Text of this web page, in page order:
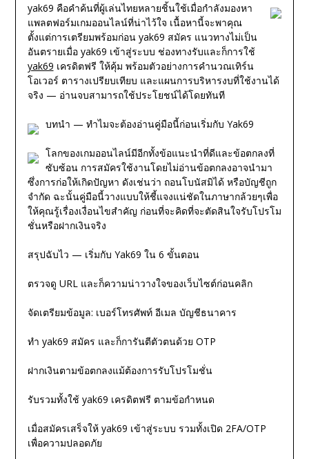
yak69 คือคำค้นที่ผู้เล่นไทยหลายชิ้นใช้เมื่อกำลังมองหา
แพลตฟอร์มเกมออนไลน์ที่น่าไว้ใจ เนื้อหานี้จะพาคุณ
ตั้งแต่การเตรียมพร้อมก่อน yak69 สมัคร แนวทางไม่เป็น
อันตรายเมื่อ yak69 เข้าสู่ระบบ ช่องทางรับและก็การใช้
yak69 เครดิตฟรี ให้คุ้ม พร้อมตัวอย่างการคำนวณเทิร์น
โอเวอร์ ตารางเปรียบเทียบ และแผนการบริหารงบที่ใช้งานได้
จริง — อ่านจบสามารถใช้ประโยชน์ได้โดยทันที
บทนำ — ทำไมจะต้องอ่านคู่มือนี้ก่อนเริ่มกับ Yak69
โลกของเกมออนไลน์มีอีกทั้งข้อแนะนำที่ดีและข้อตกลงที่
ซับซ้อน การสมัครใช้งานโดยไม่อ่านข้อตกลงอาจนำมา
ซึ่งการก่อให้เกิดปัญหา ดังเช่นว่า ถอนโบนัสมิได้ หรือบัญชีถูก
จำกัด ฉะนั้นคู่มือนี้วางแบบให้ชี้แจงแน่ชัดในภาษากล้วยๆเพื่อ
ให้คุณรู้เรื่องเงื่อนไขสำคัญ ก่อนที่จะคิดที่จะตัดสินใจรับโปรโม
ชั่นหรือฝากเงินจริง
สรุปฉับไว — เริ่มกับ Yak69 ใน 6 ขั้นตอน
ตรวจดู URL และก็ความน่าวางใจของเว็บไซต์ก่อนคลิก
จัดเตรียมข้อมูล: เบอร์โทรศัพท์ อีเมล บัญชีธนาคาร
ทำ yak69 สมัคร และก็การันตีตัวตนด้วย OTP
ฝากเงินตามข้อตกลงแม้ต้องการรับโปรโมชั่น
รับรวมทั้งใช้ yak69 เครดิตฟรี ตามข้อกำหนด
เมื่อสมัครเสร็จให้ yak69 เข้าสู่ระบบ รวมทั้งเปิด 2FA/OTP
เพื่อความปลอดภัย